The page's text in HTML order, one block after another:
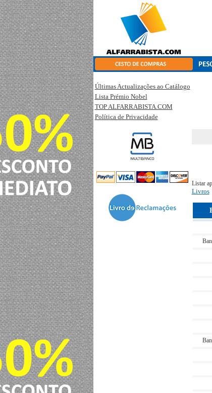
Últimas Actualizações ao Catálogo
Lista Prémio Nobel
TOP ALFARRABISTA.COM
Política de Privacidade
Listar
Livros